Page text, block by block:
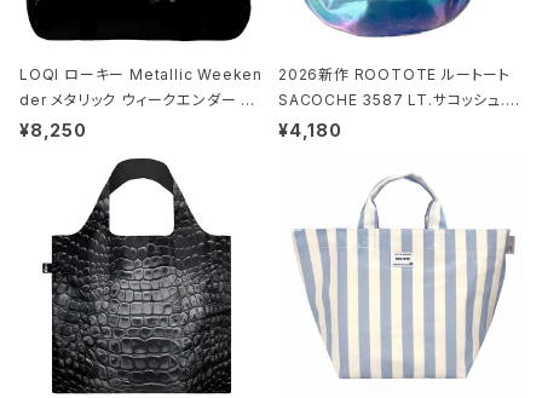
LOQI ローキー Metallic Weeken
der メタリック ウィークエンダー ボ
ストンバッグ ショルダーバッグ JEAN
ck ジャン=ミッシェル・バスキア/クラ
ウン ブラック
¥8,250
2026新作 ROOTOTE ルートート
SACOCHE 3587 LT.サコッシュ.ル
ミエ-B ショルダーバッグ グロスネイ
¥4,180